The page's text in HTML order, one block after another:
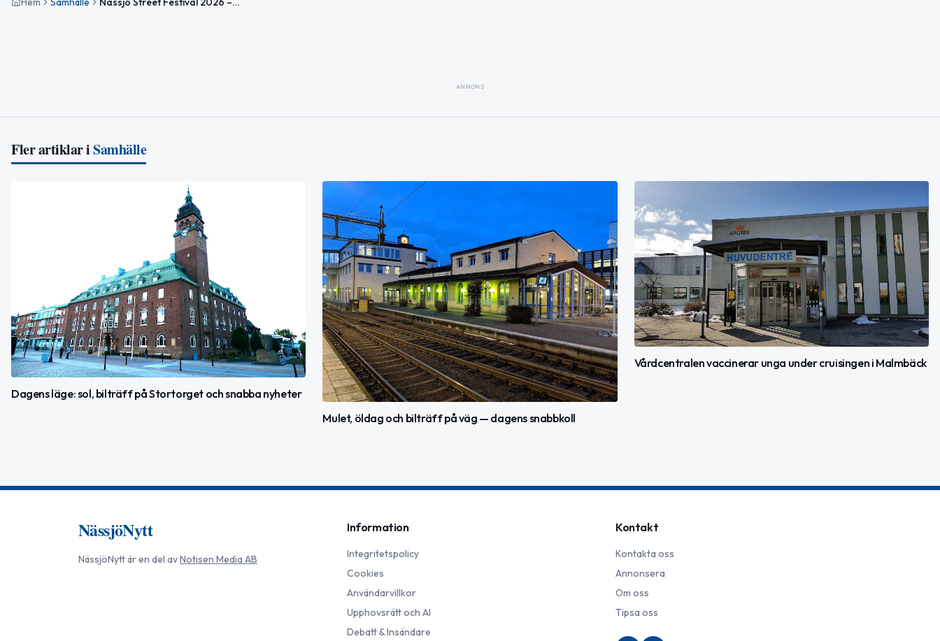
ANNONS
Fler artiklar iSamhälle
Dagens läge: sol, bilträff på Stortorget och snabba nyheter
Mulet, öldag och bilträff på väg — dagens snabbkoll
Vårdcentralen vaccinerar unga under cruisingen i Malmbäck
NässjöNytt
NässjöNyttär en del avNotisen Media AB
Information
Integritetspolicy
Cookies
Användarvillkor
Upphovsrätt och AI
Debatt & Insändare
Kontakt
Kontakta oss
Annonsera
Om oss
Tipsa oss